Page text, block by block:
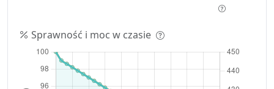
Sprawność i moc w czasie